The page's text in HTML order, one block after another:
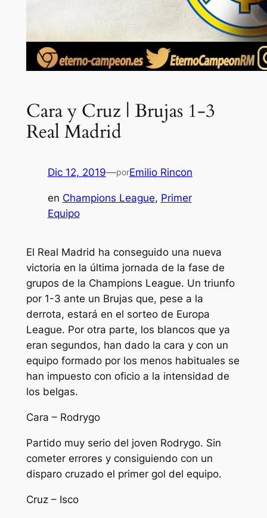
Cara y Cruz | Brujas 1-3
Real Madrid
Dic 12, 2019—porEmilio Rincon
en Champions League, Primer
Equipo
El Real Madrid ha conseguido una nueva
victoria en la última jornada de la fase de
grupos de la Champions League. Un triunfo
por 1-3 ante un Brujas que, pese a la
derrota, estará en el sorteo de Europa
League. Por otra parte, los blancos que ya
eran segundos, han dado la cara y con un
equipo formado por los menos habituales se
han impuesto con oficio a la intensidad de
los belgas.
Cara – Rodrygo
Partido muy serio del joven Rodrygo. Sin
cometer errores y consiguiendo con un
disparo cruzado el primer gol del equipo.
Cruz – Isco